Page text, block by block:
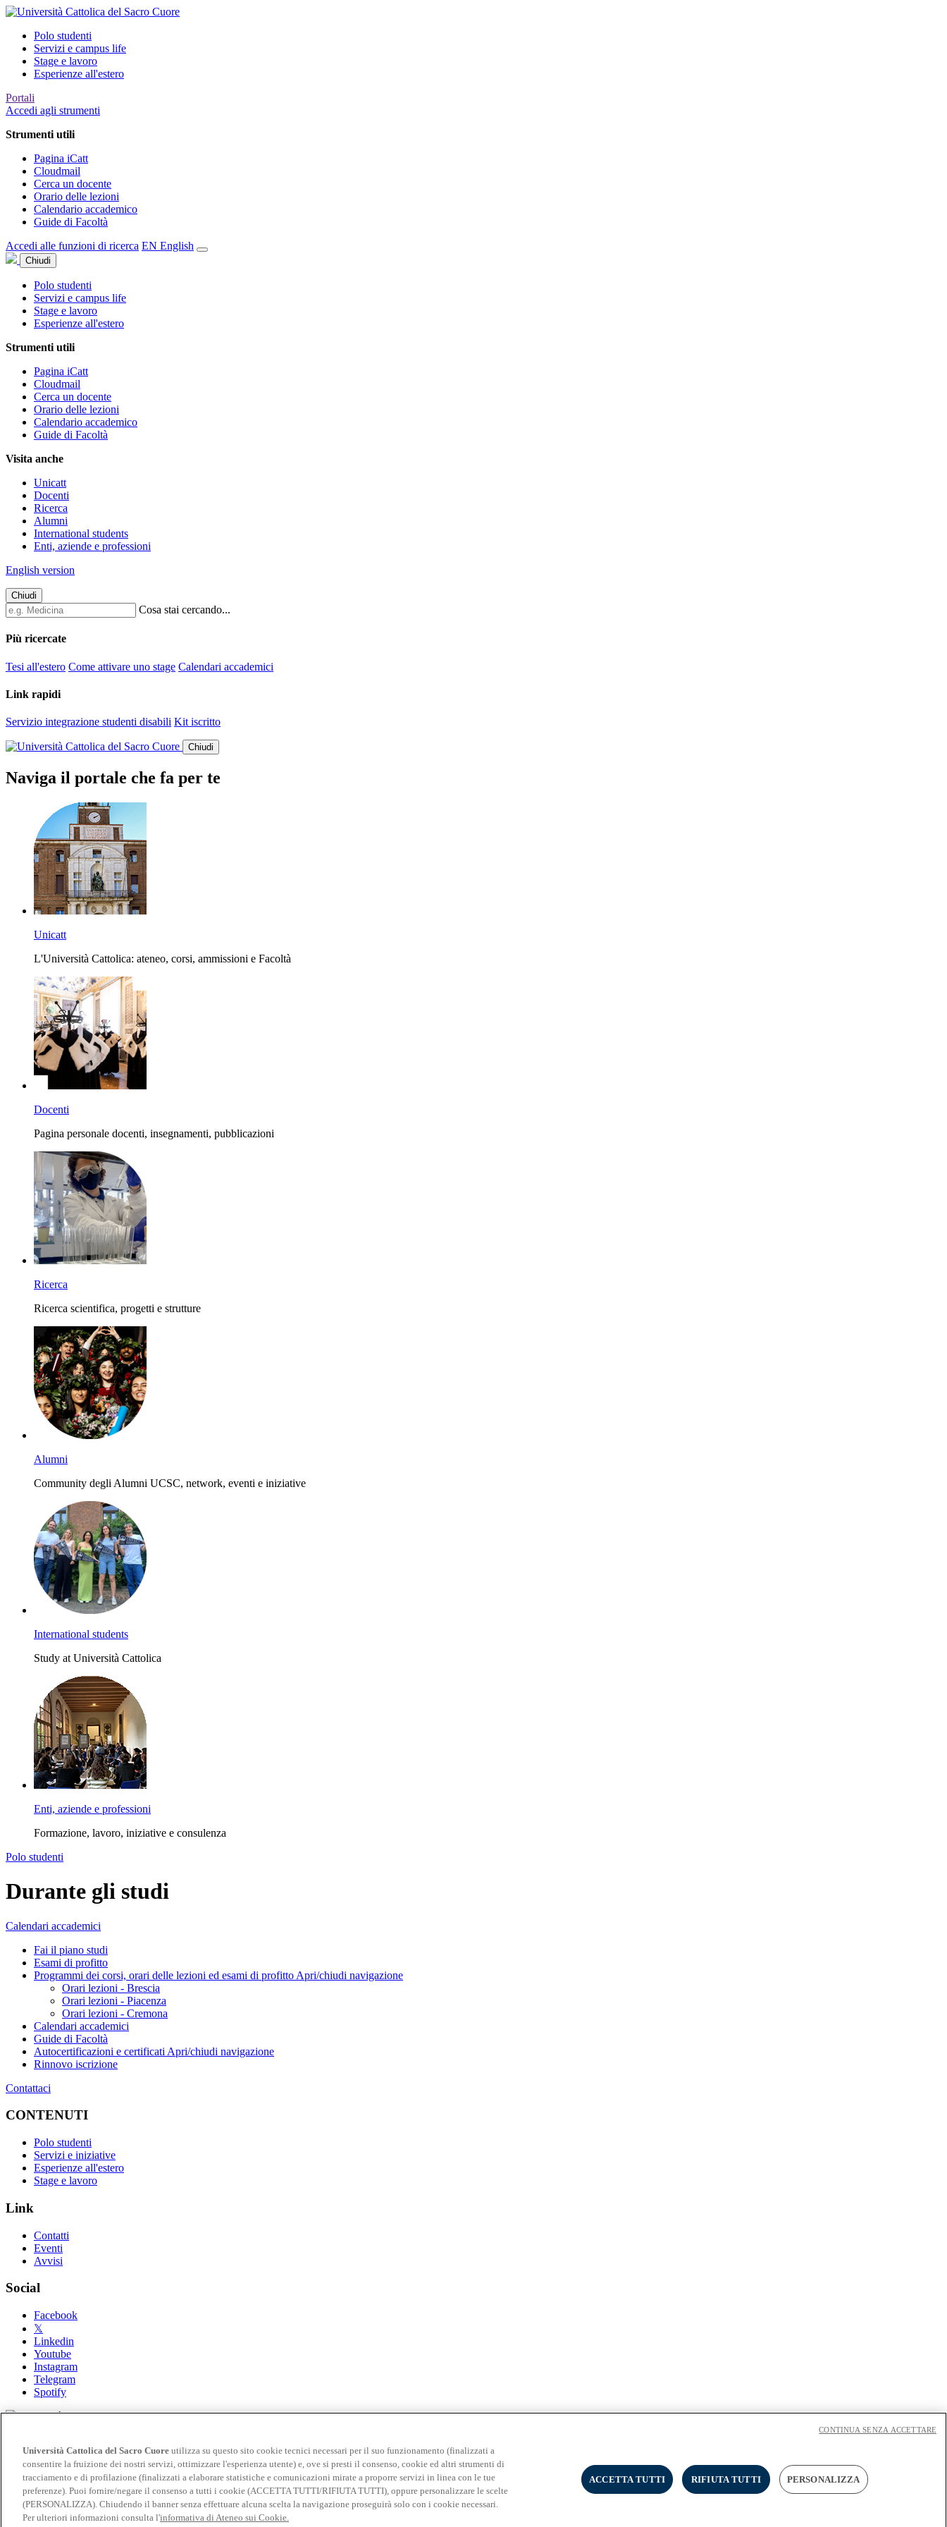
Polo studenti
Servizi e campus life
Stage e lavoro
Esperienze all'estero
Portali
Accedi agli strumenti
Strumenti utili
Pagina iCatt
Cloudmail
Cerca un docente
Orario delle lezioni
Calendario accademico
Guide di Facoltà
Accedi alle funzioni di ricerca EN English
Chiudi
Polo studenti
Servizi e campus life
Stage e lavoro
Esperienze all'estero
Strumenti utili
Pagina iCatt
Cloudmail
Cerca un docente
Orario delle lezioni
Calendario accademico
Guide di Facoltà
Visita anche
Unicatt
Docenti
Ricerca
Alumni
International students
Enti, aziende e professioni
English version
Chiudi
Cosa stai cercando...
Più ricercate
Tesi all'estero Come attivare uno stage Calendari accademici
Link rapidi
Servizio integrazione studenti disabili Kit iscritto
Chiudi
Naviga il portale che fa per te
Unicatt
L'Università Cattolica: ateneo, corsi, ammissioni e Facoltà
Docenti
Pagina personale docenti, insegnamenti, pubblicazioni
Ricerca
Ricerca scientifica, progetti e strutture
Alumni
Community degli Alumni UCSC, network, eventi e iniziative
International students
Study at Università Cattolica
Enti, aziende e professioni
Formazione, lavoro, iniziative e consulenza
Polo studenti
Durante gli studi
Calendari accademici
Fai il piano studi
Esami di profitto
Programmi dei corsi, orari delle lezioni ed esami di profitto Apri/chiudi navigazione
Orari lezioni - Brescia
Orari lezioni - Piacenza
Orari lezioni - Cremona
Calendari accademici
Guide di Facoltà
Autocertificazioni e certificati Apri/chiudi navigazione
Rinnovo iscrizione
Contattaci
CONTENUTI
Polo studenti
Servizi e iniziative
Esperienze all'estero
Stage e lavoro
Link
Contatti
Eventi
Avvisi
Social
Facebook
𝕏
Linkedin
Youtube
Instagram
Telegram
Spotify
Privacy
Impostazione dei Cookies
Cookies
English version
Università Cattolica del Sacro Cuore utilizza su questo sito cookie tecnici necessari per il suo funzionamento (finalizzati a
consentire la fruizione dei nostri servizi, ottimizzare l'esperienza utente) e, ove si presti il consenso, cookie ed altri strumenti di
tracciamento e di profilazione (finalizzati a elaborare statistiche e comunicazioni mirate a proporre servizi in linea con le tue
preferenze). Puoi fornire/negare il consenso a tutti i cookie (ACCETTA TUTTI/RIFIUTA TUTTI), oppure personalizzare le scelte
(PERSONALIZZA). Chiudendo il banner senza effettuare alcuna scelta la navigazione proseguirà solo con i cookie necessari.
Per ulteriori informazioni consulta l'informativa di Ateneo sui Cookie.
ACCETTA TUTTI RIFIUTA TUTTI PERSONALIZZA
CONTINUA SENZA ACCETTARE